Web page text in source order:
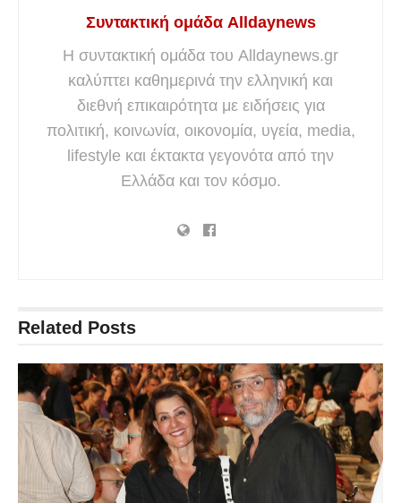
Συντακτική ομάδα Alldaynews
Η συντακτική ομάδα του Alldaynews.gr
καλύπτει καθημερινά την ελληνική και
διεθνή επικαιρότητα με ειδήσεις για
πολιτική, κοινωνία, οικονομία, υγεία, media,
lifestyle και έκτακτα γεγονότα από την
Ελλάδα και τον κόσμο.
Related Posts